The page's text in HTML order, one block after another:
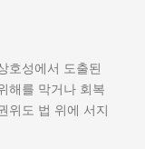
호성에서 도출된
해를 막거나 회복
위도 법 위에 서지